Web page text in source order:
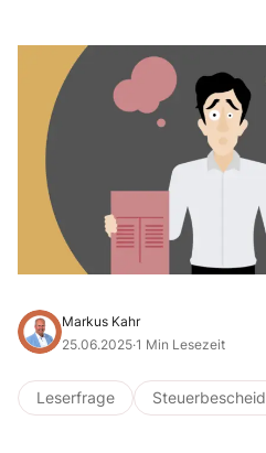
Markus Kahr
25.06.2025·1 Min Lesezeit
Leserfrage Steuerbescheid